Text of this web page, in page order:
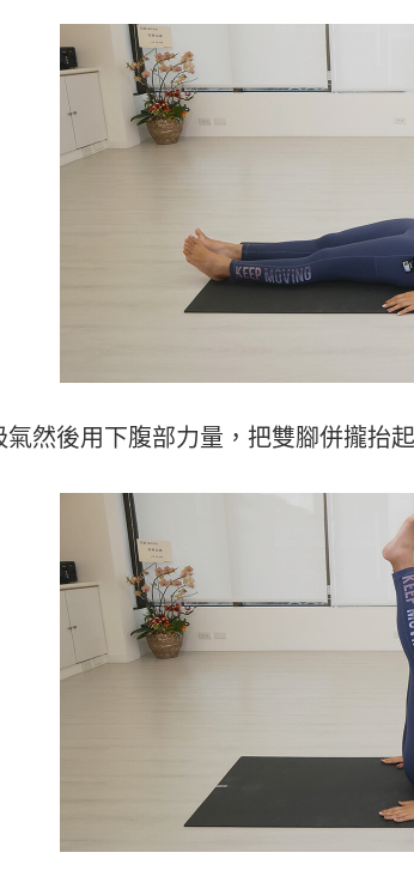
氣然後用下腹部力量，把雙腳併攏抬